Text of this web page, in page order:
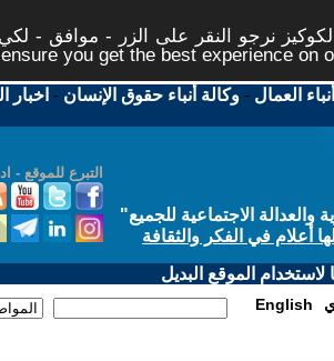
نرجو النقر على الزر - موافق -
you get the best experience on
العمال -وكالة أنباء حقوق الإنسان - اخبار
التبرع للموقع -
الاجتماعية للجميع"
أعلام في الفكر والثقافة
الموقع البديل
English